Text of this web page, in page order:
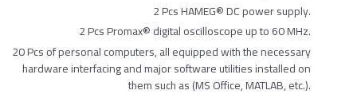
2 Pcs HAMEG® DC power supply.
2 Pcs Promax® digital oscilloscope up to 60 MHz.
20 Pcs of personal computers, all equipped with the necessary
hardware interfacing and major software utilities installed on
them such as (MS Office, MATLAB, etc.).